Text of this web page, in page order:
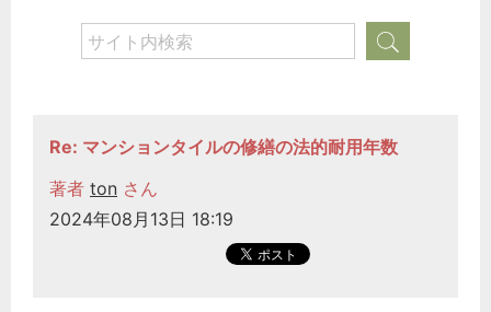
Re: マンションタイルの修繕の法的耐用年数
著者 ton さん
2024年08月13日 18:19
労務管理
経営の知恵
総務の給湯室
秘書のノウハウ
次へ